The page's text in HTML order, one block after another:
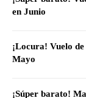
en Junio
¡Locura! Vuelo
Mayo
¡Súper barato!